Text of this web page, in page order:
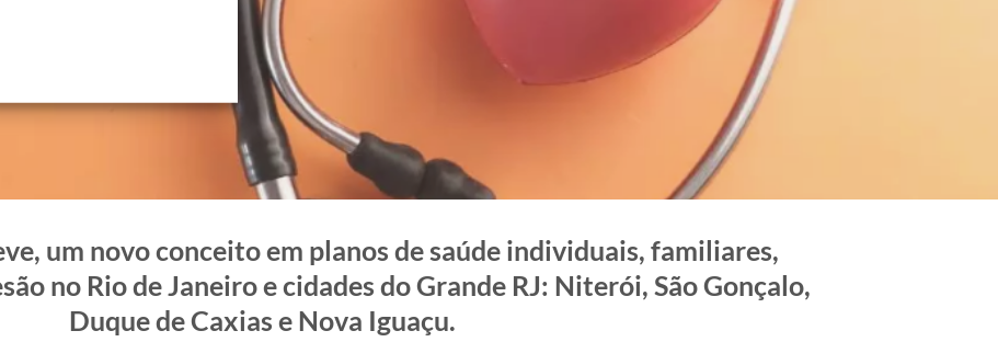
um novo conceito em planos de saúde individuais, familiares,
no Rio de Janeiro e cidades do Grande RJ: Niterói, São Gonçalo,
Duque de Caxias e Nova Iguaçu.